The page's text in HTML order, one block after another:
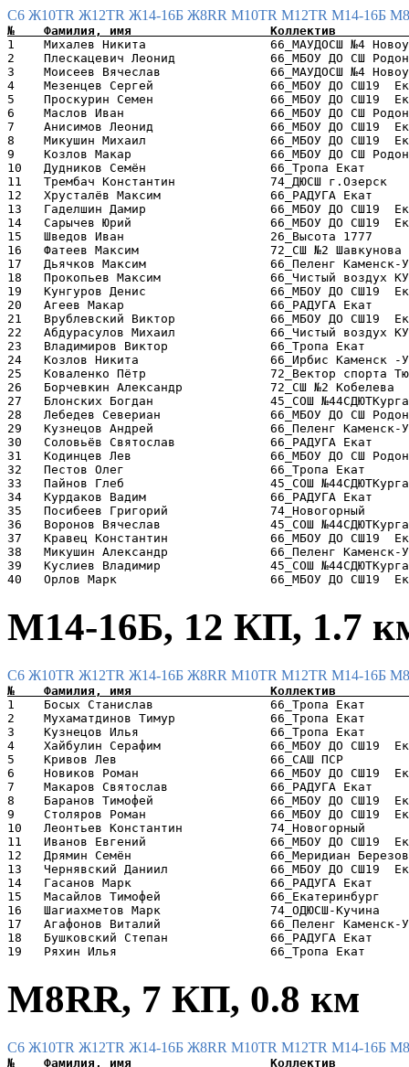
C6 Ж10TR Ж12TR Ж14-16Б Ж8RR М10TR М12TR М14-16Б
1    Михалев Никита                 66_МАУДОСШ
2    Плескацевич Леонид             66_МБОУ ДО
3    Моисеев Вячеслав               66_МАУДОСШ
4    Мезенцев Сергей                66_МБОУ ДО
5    Проскурин Семен                66_МБОУ ДО
6    Маслов Иван                    66_МБОУ ДО СШ
7    Анисимов Леонид                66_МБОУ ДО
8    Микушин Михаил                 66_МБОУ ДО
9    Козлов Макар                   66_МБОУ ДО СШ
10   Дудников Семён                 66_Тропа
11   Трембач Константин             74_ДЮСШ
12   Хрусталёв Максим               66_РАДУГА
13   Гаделшин Дамир                 66_МБОУ ДО
14   Сарычев Юрий                   66_МБОУ ДО
15   Шведов Иван                    26_Высота
16   Фатеев Максим                  72_СШ №2
17   Дьячков Максим                 66_Пеленг
18   Прокопьев Максим               66_Чистый
19   Кунгуров Денис                 66_МБОУ ДО
20   Агеев Макар                    66_РАДУГА
21   Врублевский Виктор             66_МБОУ ДО
22   Абдурасулов Михаил             66_Чистый
23   Владимиров Виктор              66_Тропа
24   Козлов Никита                  66_Ирбис
25   Коваленко Пётр                 72_Вектор
26   Борчевкин Александр            72_СШ №2
27   Блонских Богдан                45_СОШ
28   Лебедев Севериан               66_МБОУ ДО СШ
29   Кузнецов Андрей                66_Пеленг
30   Соловьёв Святослав             66_РАДУГА
31   Кодинцев Лев                   66_МБОУ ДО СШ
32   Пестов Олег                    66_Тропа
33   Пайнов Глеб                    45_СОШ
34   Курдаков Вадим
35   Посибеев Григорий
36   Воронов Вячеслав               45_СОШ
37   Кравец Константин
38   Микушин Александр
39   Куслиев Владимир               45_СОШ
М14-16Б, 12 КП, 1.7
C6 Ж10TR Ж12TR Ж14-16Б Ж8RR М10TR М12TR М14-16Б
1    Босых Станислав                66_Тропа
2    Мухаматдинов Тимур             66_Тропа
3    Кузнецов Илья                  66_Тропа
4    Хайбулин Серафим               66_МБОУ ДО
5    Кривов Лев                     66_САШ ПСР
6    Новиков Роман                  66_МБОУ ДО
7    Макаров Святослав              66_РАДУГА
8    Баранов Тимофей                66_МБОУ ДО
9    Столяров Роман                 66_МБОУ ДО
10   Леонтьев Константин
11   Иванов Евгений                 66_МБОУ ДО
12   Дрямин Семён                   66_Меридиан
13   Чернявский Даниил              66_МБОУ ДО
14   Гасанов Марк                   66_РАДУГА
15   Масайлов Тимофей
16   Шагиахметов Марк               74_ОДЮСШ-
17   Агафонов Виталий               66_Пеленг
18   Бушковский Степан              66_РАДУГА
М8RR, 7 КП, 0.8 км
C6 Ж10TR Ж12TR Ж14-16Б Ж8RR М10TR М12TR М14-16Б